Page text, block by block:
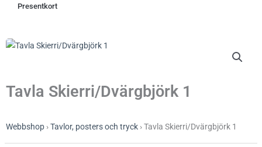
Presentkort
Tavla Skierri/Dvärgbjörk 1
Webbshop ›Tavlor, posters och tryck ›Tavla Skierri/Dvärgbjörk 1